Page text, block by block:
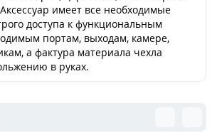
имеет все необходимые
доступа к функциональным
портам, выходам, камере,
а фактура материала чехла
в руках.